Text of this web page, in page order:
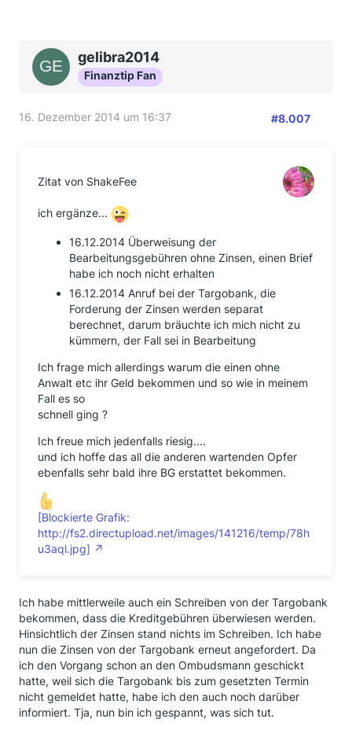
gelibra2014
Finanztip Fan
16. Dezember 2014 um 16:37 #8.007
Zitat von ShakeFee
ich ergänze...
16.12.2014 Überweisung der
Bearbeitungsgebühren ohne Zinsen, einen Brief
habe ich noch nicht erhalten
16.12.2014 Anruf bei der Targobank, die
Forderung der Zinsen werden separat
berechnet, darum bräuchte ich mich nicht zu
kümmern, der Fall sei in Bearbeitung
Ich frage mich allerdings warum die einen ohne
Anwalt etc ihr Geld bekommen und so wie in meinem
Fall es so
schnell ging ?
Ich freue mich jedenfalls riesig....
und ich hoffe das all die anderen wartenden Opfer
ebenfalls sehr bald ihre BG erstattet bekommen.
[Blockierte Grafik:
http://fs2.directupload.net/images/141216/temp/78h
u3aql.jpg]
Ich habe mittlerweile auch ein Schreiben von der Targobank
bekommen, dass die Kreditgebühren überwiesen werden.
Hinsichtlich der Zinsen stand nichts im Schreiben. Ich habe
nun die Zinsen von der Targobank erneut angefordert. Da
ich den Vorgang schon an den Ombudsmann geschickt
hatte, weil sich die Targobank bis zum gesetzten Termin
nicht gemeldet hatte, habe ich den auch noch darüber
informiert. Tja, nun bin ich gespannt, was sich tut.